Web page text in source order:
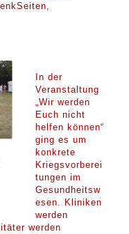
In der
Veranstaltung
„Wir werden
Euch nicht
helfen können“
ging es um
konkrete
Kriegsvorberei
tungen im
Gesundheitsw
esen. Kliniken
werden
werden